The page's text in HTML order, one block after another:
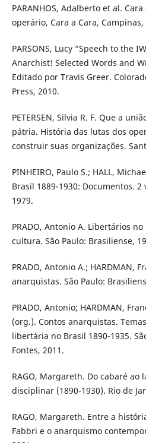
PARANHOS, Adalberto et al.
operário, Cara a Cara,
PARSONS, Lucy “Speech to the
Anarchist! Selected Words and
Editado por Travis Greer.
Press, 2010.
PETERSEN, Silvia R. F. Que a
pátria. História das lutas dos
construir suas organizações.
PINHEIRO, Paulo S.; HALL,
Brasil 1889-1930: Documentos. 2
1979.
PRADO, Antonio A. Libertários
cultura. São Paulo: Brasiliense,
PRADO, Antonio A.; HARDMAN,
anarquistas. São Paulo:
PRADO, Antonio; HARDMAN,
(org.). Contos anarquistas.
libertária no Brasil 1890-1935.
Fontes, 2011.
RAGO, Margareth. Do cabaré ao
disciplinar (1890-1930). Rio de
RAGO, Margareth. Entre a
Fabbri e o anarquismo